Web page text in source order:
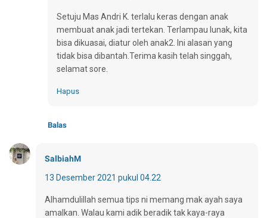
Setuju Mas Andri K. terlalu keras dengan anak
membuat anak jadi tertekan. Terlampau lunak, kita
bisa dikuasai, diatur oleh anak2. Ini alasan yang
tidak bisa dibantah.Terima kasih telah singgah,
selamat sore.
Hapus
Balas
SalbiahM
13 Desember 2021 pukul 04.22
Alhamdulillah semua tips ni memang mak ayah saya
amalkan. Walau kami adik beradik tak kaya-raya